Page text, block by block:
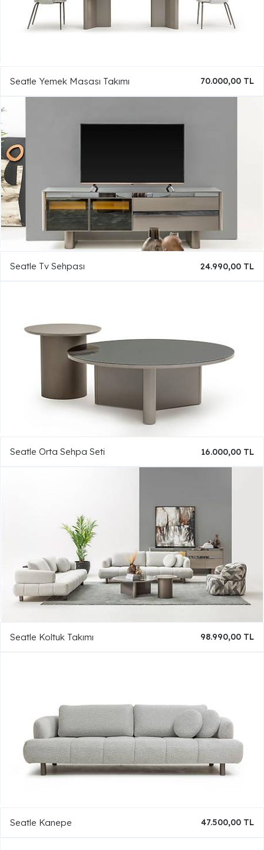
Seatle Yemek Masası Takımı 70.000,00 TL
Seatle Tv Sehpası 24.990,00 TL
Seatle Orta Sehpa Seti 16.000,00 TL
Seatle Koltuk Takımı 98.990,00 TL
Seatle Kanepe 47.500,00 TL